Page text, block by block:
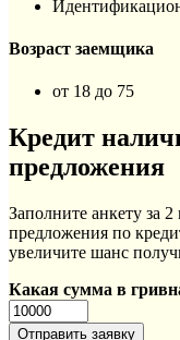
Возраст заемщика
от 18 до 75
Кредит
предложения
Заполните анкету за
предложения по
увеличите шанс
Какая сумма в